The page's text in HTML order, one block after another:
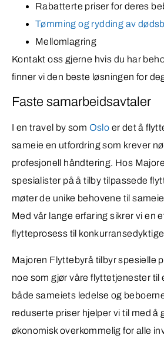
Rabatterte priser for deres
Tømming og rydding av
Mellomlagring
Kontakt oss gjerne hvis du har
finner vi den beste løsningen for
Faste samarbeidsavtaler
I en travel by som Oslo er det å
sameie en utfordring som krever
profesjonell håndtering. Hos
spesialister på å tilby tilpassede
møter de unike behovene til
Med vår lange erfaring sikrer vi en
flytteprosess til konkurransedyktige
Majoren Flyttebyrå tilbyr spesielle
noe som gjør våre flyttetjenester til
både sameiets ledelse og
reduserte priser hjelper vi til med å
økonomisk overkommelig for alle